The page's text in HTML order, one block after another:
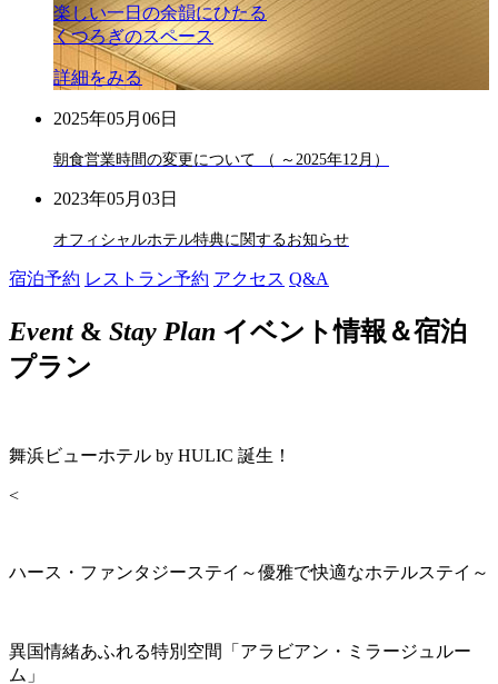
楽しい一日の余韻にひたる
くつろぎのスペース
詳細をみる
2025年05月06日
朝食営業時間の変更について （ ～2025年12月）
2023年05月03日
オフィシャルホテル特典に関するお知らせ
宿泊予約 レストラン予約 アクセス Q&A
Event& Stay Plan イベント情報＆宿泊
プラン
舞浜ビューホテル by HULIC 誕生！
<
ハース・ファンタジーステイ～優雅で快適なホテルステイ～
異国情緒あふれる特別空間「アラビアン・ミラージュルー
ム」